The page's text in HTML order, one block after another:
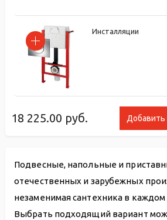
18 225.00 руб. Добавить
Инсталляции
Подвесные, напольные и
отечественных и зарубежных
незаменимая сантехника в
Выбрать подходящий вариант